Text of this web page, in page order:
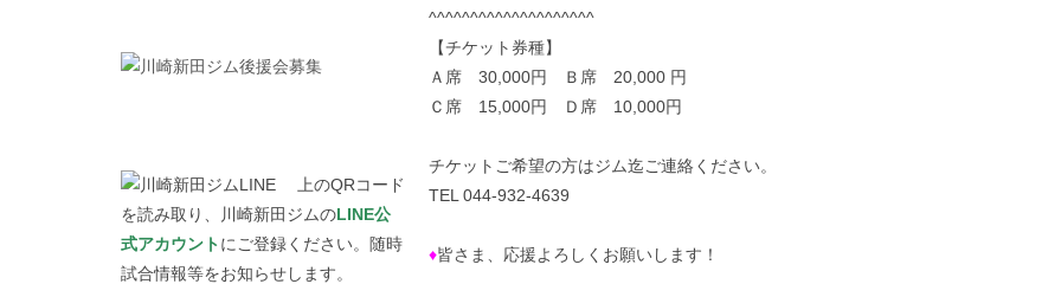
上のQRコード
を読み取り、川崎新田ジムのLINE公
式アカウントにご登録ください。随時
試合情報等をお知らせします。
^^^^^^^^^^^^^^^^^^^^
【チケット券種】
Ａ席 30,000円 Ｂ席 20,000 円
Ｃ席 15,000円 Ｄ席 10,000円
チケットご希望の方はジム迄ご連絡ください。
TEL 044-932-4639
♦皆さま、応援よろしくお願いします！